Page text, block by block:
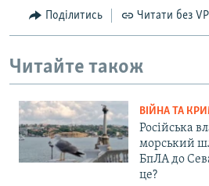
Поділитись Читати без
Читайте також
ВІЙНА ТА
Російська
морський
БпЛА до
це?